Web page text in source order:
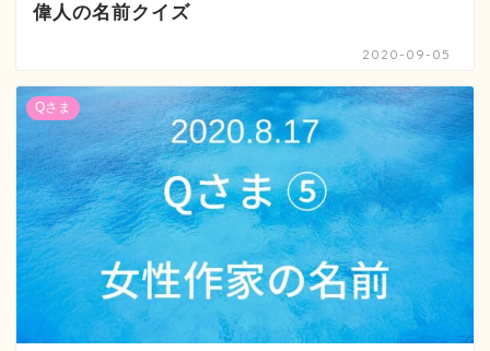
偉人の名前クイズ
2020-09-05
Qさま